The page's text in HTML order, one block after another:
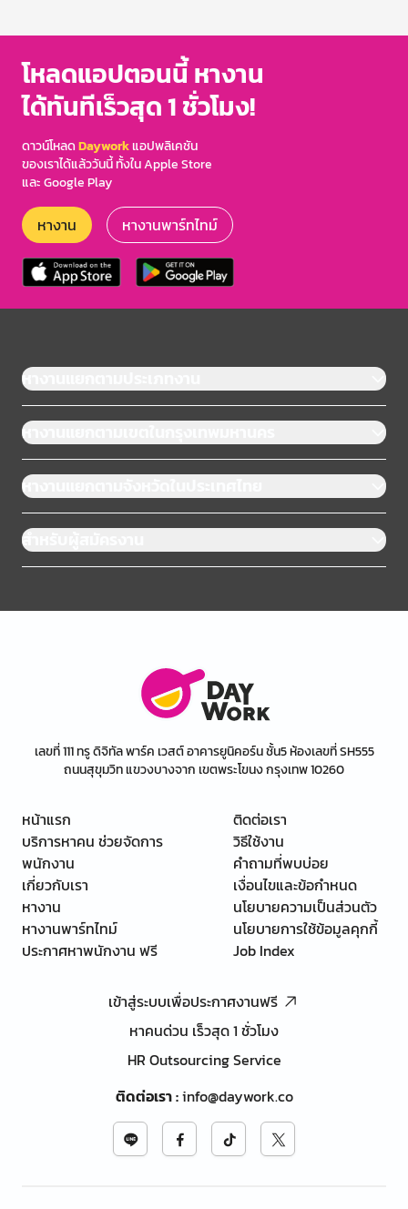
โหลดแอปตอนนี้ หางาน
ได้ทันทีเร็วสุด 1 ชั่วโมง!
ดาวน์โหลดDayworkแอปพลิเคชัน
ของเราได้แล้ววันนี้ ทั้งใน Apple Store
และ Google Play
หางาน หางานพาร์ทไทม์
หางานแยกตามประเภทงาน
หางานแยกตามเขตในกรุงเทพมหานคร
หางานแยกตามจังหวัดในประเทศไทย
สำหรับผู้สมัครงาน
เลขที่ 111 ทรู ดิจิทัล พาร์ค เวสต์ อาคารยูนิคอร์น ชั้น5 ห้องเลขที่ SH555
ถนนสุขุมวิท แขวงบางจาก เขตพระโขนง กรุงเทพ 10260
หน้าแรก
บริการหาคน ช่วยจัดการ
พนักงาน
เกี่ยวกับเรา
หางาน
หางานพาร์ทไทม์
ประกาศหาพนักงาน ฟรี
ติดต่อเรา
วิธีใช้งาน
คำถามที่พบบ่อย
เงื่อนไขและข้อกำหนด
นโยบายความเป็นส่วนตัว
นโยบายการใช้ข้อมูลคุกกี้
Job Index
เข้าสู่ระบบเพื่อประกาศงานฟรี
หาคนด่วน เร็วสุด 1 ชั่วโมง
HR Outsourcing Service
ติดต่อเรา:info@daywork.co